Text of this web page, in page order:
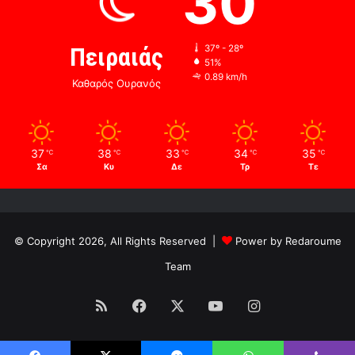
Πειραιάς
Καθαρός Ουρανός
37º - 28º
51%
0.89 km/h
37 ℃
Σα
38 ℃
Κυ
33 ℃
Δε
34 ℃
Τρ
35 ℃
Τε
© Copyright 2026, All Rights Reserved |
Power by Redaroume
Team
RSS Facebook YouTubeInstagram